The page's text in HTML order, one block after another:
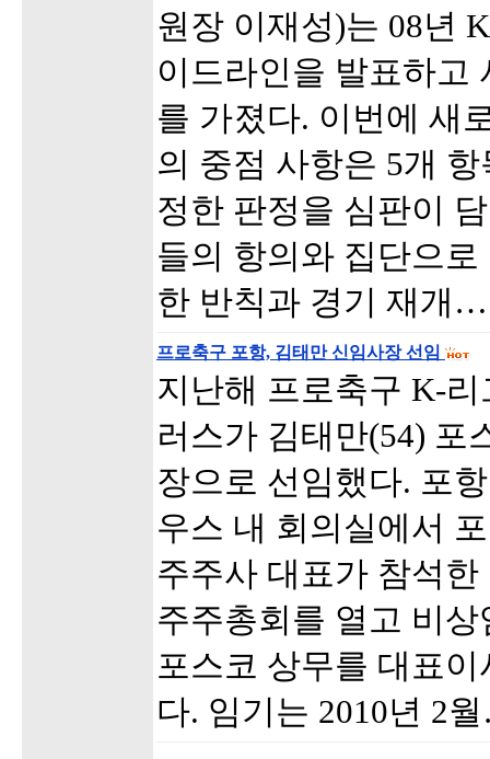
원장 이재성)는 08년
이드라인을 발표하고
를 가졌다. 이번에 새
의 중점 사항은 5개
정한 판정을 심판이
들의 항의와 집단으
한 반칙과 경기 재개…
프로축구 포항, 김태만 신임사장 선임
지난해 프로축구 K-
러스가 김태만(54) 포
장으로 선임했다. 포
우스 내 회의실에서
주주사 대표가 참석
주주총회를 열고 비
포스코 상무를 대표
다. 임기는 2010년 2